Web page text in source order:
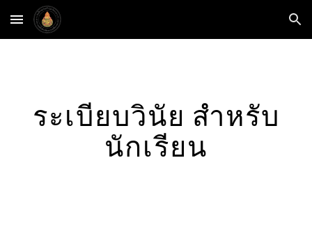
Skip to main content Skip to navigation
ระเบียบวินัย สำหรับ
นักเรียน